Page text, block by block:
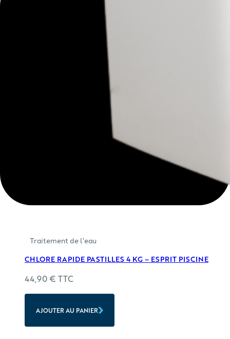
Traitement de l'eau
CHLORE RAPIDE PASTILLES 4 KG – ESPRIT PISCINE
44,90€ TTC
AJOUTER AU PANIER